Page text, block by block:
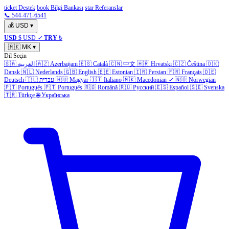
ticket Destek book Bilgi Bankası star Referanslar
📞 544-471-6541
💰 USD ▾
USD $ USD ✓ TRY ₺
🇲🇰 MK ▾
Dil Seçin
🇸🇦 العربية 🇦🇿 Azerbaijani 🇪🇸 Català 🇨🇳 中文 🇭🇷 Hrvatski 🇨🇿 Čeština 🇩🇰
Dansk 🇳🇱 Nederlands 🇬🇧 English 🇪🇪 Estonian 🇮🇷 Persian 🇫🇷 Français 🇩🇪
Deutsch 🇮🇱 עברית 🇭🇺 Magyar 🇮🇹 Italiano 🇲🇰 Macedonian ✓ 🇳🇴 Norwegian
🇵🇹 Português 🇵🇹 Português 🇷🇴 Română 🇷🇺 Русский 🇪🇸 Español 🇸🇪 Svenska
🇹🇷 Türkçe 🌐 Українська